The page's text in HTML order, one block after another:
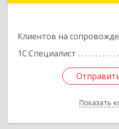
Клиентов на
1С:Специалист
Показать